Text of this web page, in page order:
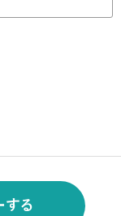
する